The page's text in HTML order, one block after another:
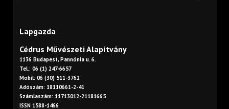
Lapgazda
Cédrus Művészeti Alapítvány
1136 Budapest, Pannónia u. 6.
Tel.: 06 (1) 247-6657
Mobil: 06 (30) 511-3762
Adószám: 18110661-2-41
Számlaszám: 11713012-21181665
ISSN 1588-1466